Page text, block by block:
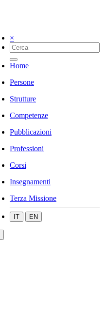
×
Home
Persone
Strutture
Competenze
Pubblicazioni
Professioni
Corsi
Insegnamenti
Terza Missione
IT EN